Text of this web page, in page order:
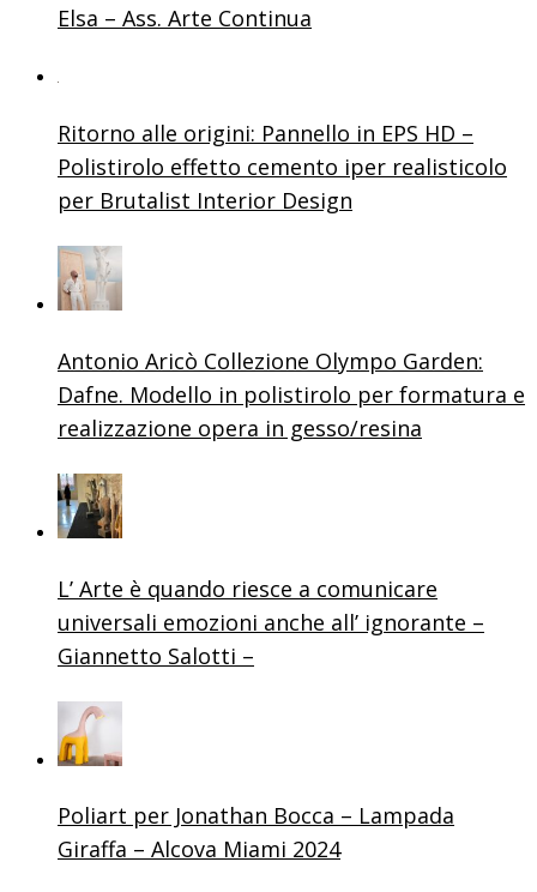
Elsa – Ass. Arte Continua
Ritorno alle origini: Pannello in EPS HD –
Polistirolo effetto cemento iper realisticolo
per Brutalist Interior Design
Antonio Aricò Collezione Olympo Garden:
Dafne. Modello in polistirolo per formatura e
realizzazione opera in gesso/resina
L’ Arte è quando riesce a comunicare
universali emozioni anche all’ ignorante –
Giannetto Salotti –
Poliart per Jonathan Bocca – Lampada
Giraffa – Alcova Miami 2024